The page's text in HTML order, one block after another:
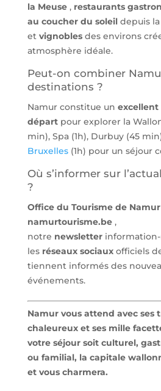
la Meuse, restaurants
au coucher du soleildepuis la
et vignoblesdes environs
atmosphère idéale.
Peut-on combiner
destinations ?
Namur constitue un
départpour explorer la
min), Spa (1h), Durbuy (45
Bruxelles(1h) pour un séjour
Où s’informer sur
?
Office du Tourisme de Namur
namurtourisme.be,
notre newsletterinformation-
les réseaux sociauxofficiels
tiennent informés des
événements.
Namur vous attend avec ses
chaleureux et ses mille
votre séjour soit culturel,
ou familial, la capitale
et vous charmera.